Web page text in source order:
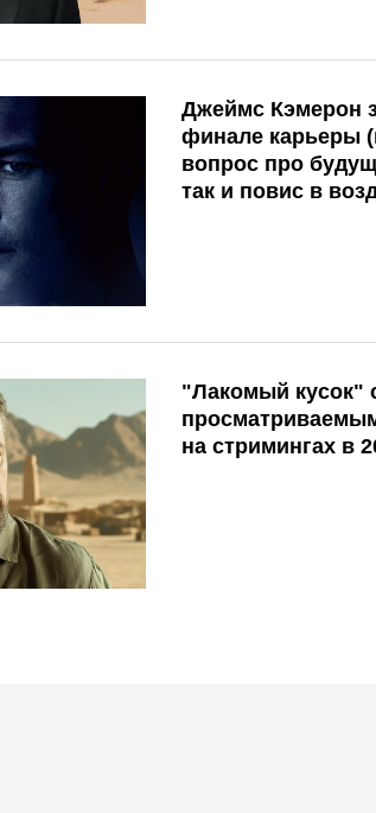
Джеймс Кэмерон
финале карьеры
вопрос про
так и повис в
"Лакомый кусок"
на стримингах в